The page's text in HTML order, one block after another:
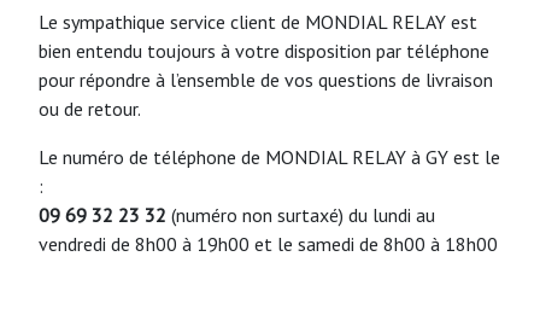
Le sympathique service client de MONDIAL RELAY est
bien entendu toujours à votre disposition par téléphone
pour répondre à l’ensemble de vos questions de livraison
ou de retour.
Le numéro de téléphone de MONDIAL RELAY à GY est le
:
09 69 32 23 32 (numéro non surtaxé) du lundi au
vendredi de 8h00 à 19h00 et le samedi de 8h00 à 18h00